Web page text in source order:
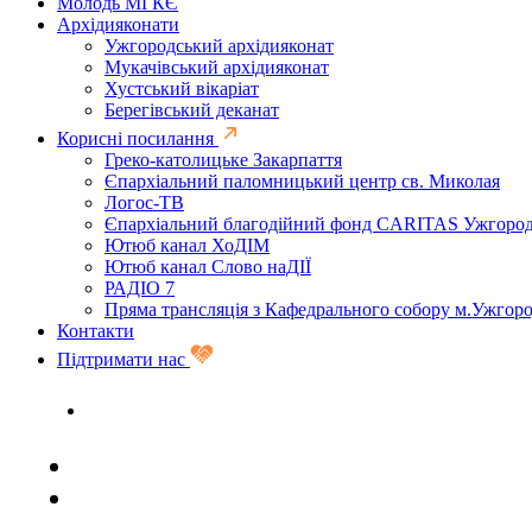
Архідияконати
Ужгородський архідияконат
Мукачівський архідияконат
Хустський вікаріат
Берегівський деканат
Корисні посилання
Греко-католицьке Закарпаття
Єпархіальний паломницький центр св. Миколая
Логос-ТВ
Єпархіальний благодійний фонд CARITAS
Ютюб канал ХоДІМ
Ютюб канал Слово наДІЇ
РАДІО 7
Пряма трансляція з Кафедрального собору
Контакти
Підтримати нас